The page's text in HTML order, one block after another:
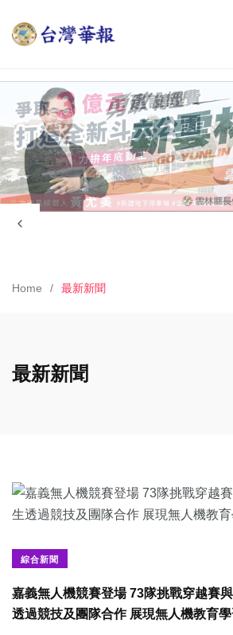
Home 最新新聞
最新新聞
綜合新聞
嘉義無人機競賽登場 73隊挑戰穿越賽
透過競技及團隊合作 展現無人機教育學